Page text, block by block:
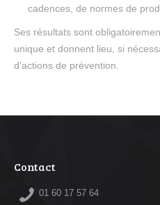
cadences, de normes de
Ses résultats sont
unique et donnent lieu, si
d’actions de prévention.
Contact
01 60 17 57 64